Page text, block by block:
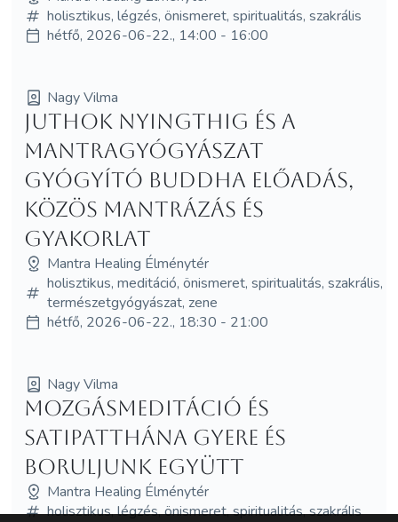
holisztikus, légzés, önismeret, spiritualitás, szakrális
hétfő, 2026-06-22., 14:00 - 16:00
Nagy Vilma
Juthok Nyingthig és a
Mantragyógyászat
Gyógyító Buddha előadás,
közös mantrázás és
gyakorlat
Mantra Healing Élménytér
holisztikus, meditáció, önismeret, spiritualitás, szakrális,
természetgyógyászat, zene
hétfő, 2026-06-22., 18:30 - 21:00
Nagy Vilma
Mozgásmeditáció és
Satipatthána Gyere és
boruljunk együtt
Mantra Healing Élménytér
holisztikus, légzés, önismeret, spiritualitás, szakrális